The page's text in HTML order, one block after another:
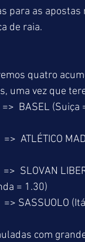
para as
de raia.
quatro
uma vez que
=>  BASEL
=>  ATLÉTICO
=>  SLOVAN
= 1.30)
=> SASSUOLO
com